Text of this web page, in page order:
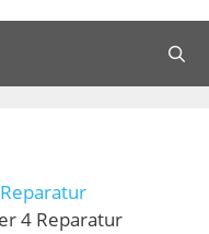
4 Reparatur